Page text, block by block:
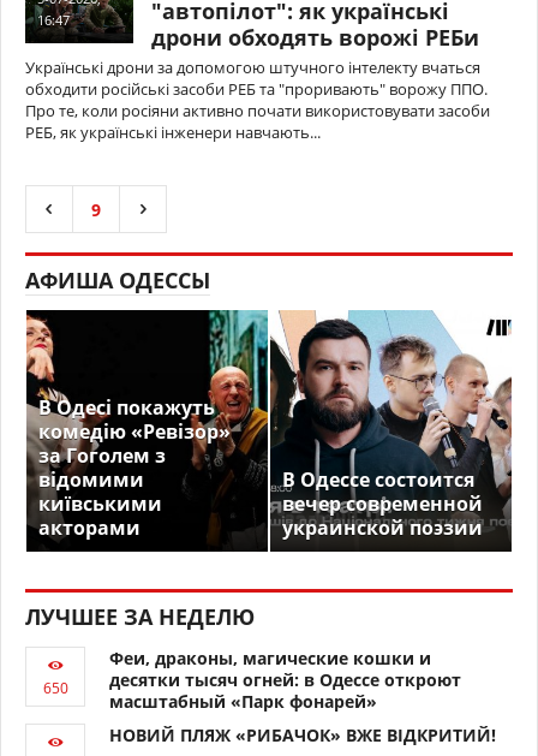
16:47
"автопілот": як українські
дрони обходять ворожі РЕБи
Українські дрони за допомогою штучного інтелекту вчаться
обходити російські засоби РЕБ та "проривають" ворожу ППО.
Про те, коли росіяни активно почати використовувати засоби
РЕБ, як українські інженери навчають...
9
АФИША ОДЕССЫ
В Одесі покажуть
комедію «Ревізор»
за Гоголем з
відомими
київськими
акторами
В Одессе состоится
вечер современной
украинской поэзии
ЛУЧШЕЕ ЗА НЕДЕЛЮ
Феи, драконы, магические кошки и
десятки тысяч огней: в Одессе откроют
масштабный «Парк фонарей»
НОВИЙ ПЛЯЖ «РИБАЧОК» ВЖЕ ВІДКРИТИЙ!